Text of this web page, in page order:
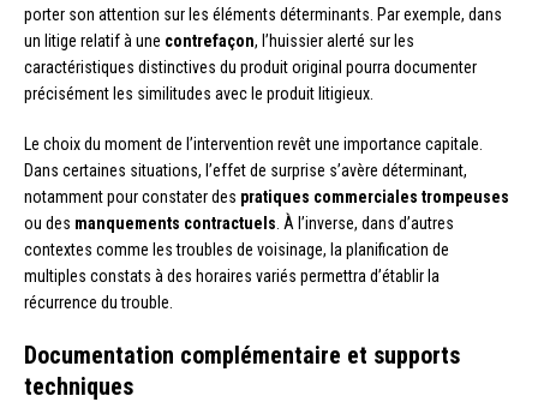
porter son attention sur les éléments déterminants. Par exemple, dans
un litige relatif à une contrefaçon, l’huissier alerté sur les
caractéristiques distinctives du produit original pourra documenter
précisément les similitudes avec le produit litigieux.
Le choix du moment de l’intervention revêt une importance capitale.
Dans certaines situations, l’effet de surprise s’avère déterminant,
notamment pour constater des pratiques commerciales trompeuses
ou des manquements contractuels . À l’inverse, dans d’autres
contextes comme les troubles de voisinage, la planification de
multiples constats à des horaires variés permettra d’établir la
récurrence du trouble.
Documentation complémentaire et supports
techniques